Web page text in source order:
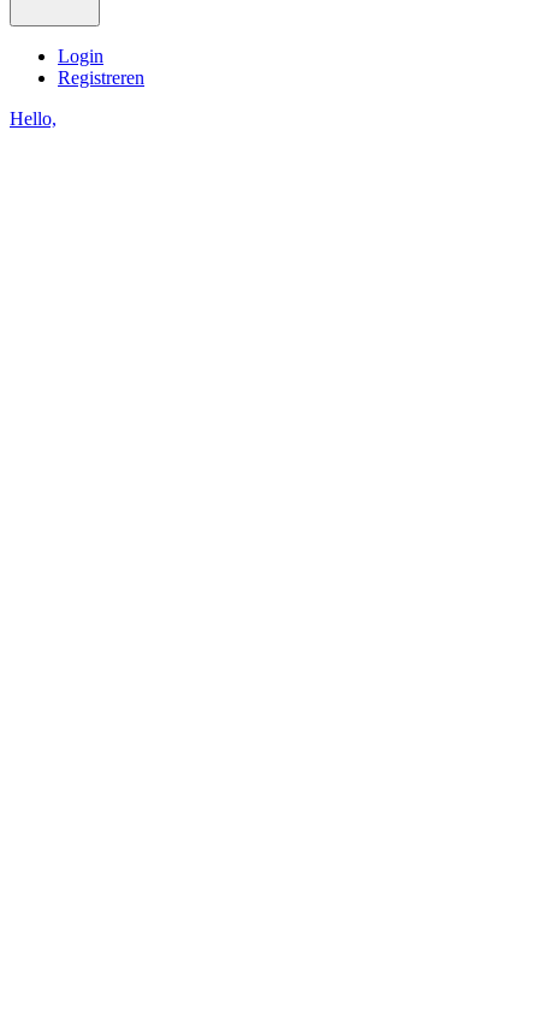
Login
Registreren
Hello,